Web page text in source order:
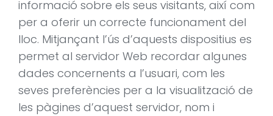
informació sobre els seus visitants, així com
per a oferir un correcte funcionament del
lloc. Mitjançant l’ús d’aquests dispositius es
permet al servidor Web recordar algunes
dades concernents a l’usuari, com les
seves preferències per a la visualització de
les pàgines d’aquest servidor, nom i